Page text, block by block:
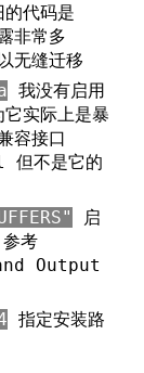
的代码是
非常多
无缝迁移
我没有启用
实际上是暴
容接口
不是它的
启
参考
Output
指定安装路